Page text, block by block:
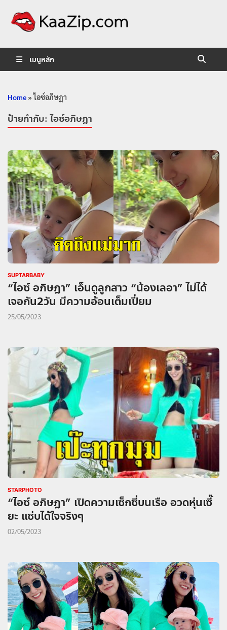
เมนูหลัก
Home»ไอซ์อภิษฎา
ป้ายกำกับ:ไอซ์อภิษฎา
SUPTARBABY
“ไอซ์ อภิษฎา” เอ็นดูลูกสาว “น้องเลอา” ไม่ได้
เจอกัน2วัน มีความอ้อนเต็มเปี่ยม
25/05/2023
STARPHOTO
“ไอซ์ อภิษฎา” เปิดความเซ็กซี่บนเรือ อวดหุ่นเซี๊
ยะ แซ่บได้ใจจริงๆ
02/05/2023